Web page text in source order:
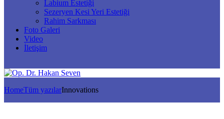
Labium Estetiği
Sezeryen Kesi Yeri Estetiği
Rahim Sarkması
Foto Galeri
Video
İletişim
HomeTüm yazılarInnovations